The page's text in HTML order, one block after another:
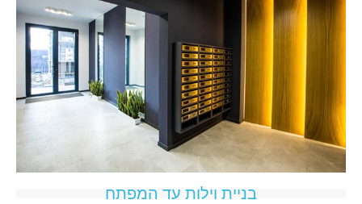
בניית וילות עד המפתח